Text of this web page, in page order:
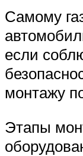
Самому
если
монтажу
Этапы